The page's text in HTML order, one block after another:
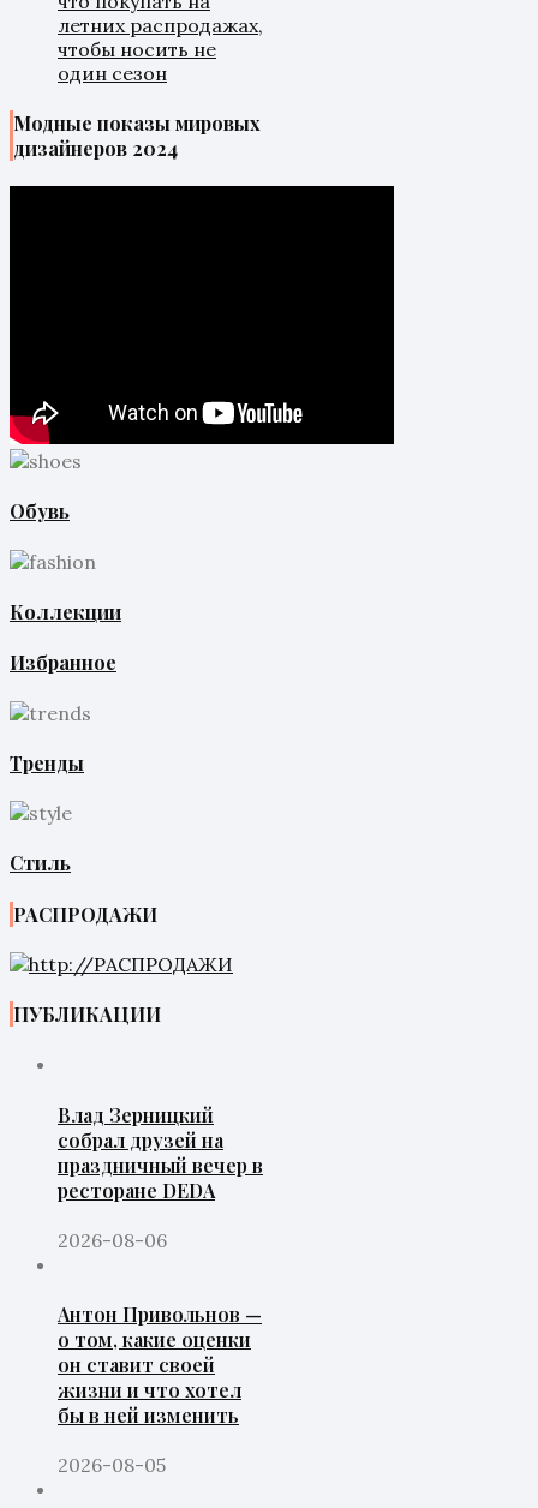
летних распродажах,
чтобы носить не
один сезон
Модные показы мировых
дизайнеров 2024
Обувь
Коллекции
Избранное
Тренды
Стиль
РАСПРОДАЖИ
ПУБЛИКАЦИИ
Влад Зерницкий
собрал друзей на
праздничный вечер в
ресторане DEDA
2026-08-06
Антон Привольнов —
о том, какие оценки
он ставит своей
жизни и что хотел
бы в ней изменить
2026-08-05